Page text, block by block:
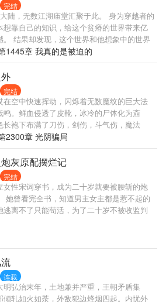
完结
陆，无数江湖庙堂汇聚于此。 身为穿越者的
想靠自己的知识，给这个贫瘠的世界带来亿
。 结果却发现，这个世界和他想象中的世界
。 一个小乞丐说要给他当厨师，这个乞丐名
一身银衣的剑仙李寒衣来到他家，说要租他
写的仙剑话本因为结局太悲，引得邀月上门
鞭抽他。 东方不败也因为被他话本致郁，说
绣花针。 随着找上门的女侠越来越多，陈平
奈大喊。 “我家真的住不下了！” 系统的出
躺平之余也能提升实力。 他只想每天吃着小
美食，看看焰灵姬跳极乐净土。 只是，女侠
他图谋不轨。 甚至还有一些不开眼的上门找
这种人，陈平安只能送他们上路。 对于
1445章 我真的是被迫的
完结
在空中快速挥动，闪烁着无数魔纹的巨大法
鸣。鲜血侵透了皮靴，冰冷的尸体化为齑
长袍下布满了刀伤，剑伤，斗气伤，魔法
契约兽如绞肉机般不知疲倦，化为利刃的
死神镰刀。秘法工会的强者们歇斯底里，神
动出最后一丝斗气。销声匿迹了千百年的空
再次降临奥古大陆，足以撼动任何权势的力
醒发芽，一个身穿黑色长袍的男孩站在月色
冷漠的瞳孔好似深海凶兽。 “你们为何要与全
？”联军指挥官问道。 “因为我们不甘心做命
”二人异口同声，相视一笑。 几百年后，阴
的强大种族。由大魔导师亲手布置的法阵抵
是一个注定要凌驾于众神之上的强者，以及
契约兽之间的故事。
2300章 光阴骗局
灰原配摆烂记
完结
女性宋词穿书，成为二十岁就要被腰斩的炮
她曾看完全书，知道男主女主都是惹不起的
逃离不了只能苟活，为了二十岁不被收监判
西北风，我自巍然不动！ 注：本人不擅写甜
连载
明弘治末年，土地兼并严重，王朝矛盾集
倾轧如火如荼，外敌犯边烽烟四起。内忧外